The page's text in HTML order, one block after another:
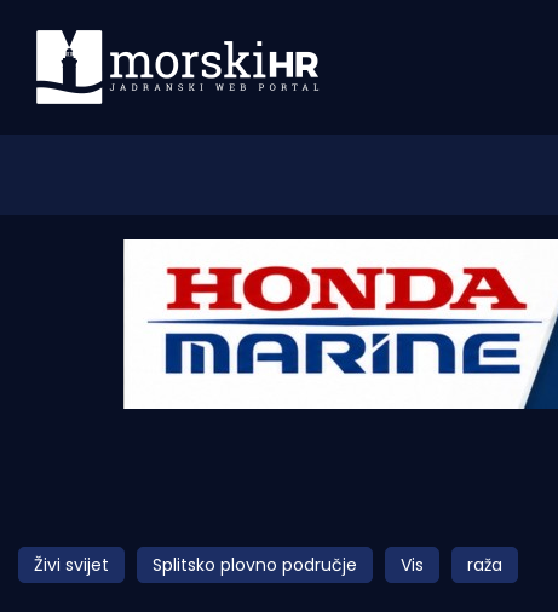
Morski plus
Pomorstvo
Živi svijet Splitsko plovno područje Vis raža